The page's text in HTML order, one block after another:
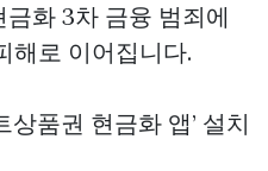
금화3차 금융 범죄에
해로 이어집니다.
상품권 현금화 앱’ 설치